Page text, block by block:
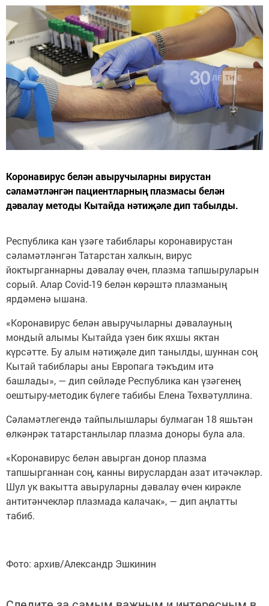
Коронавирус белән авыручыларны вирустан
сәламәтләнгән пациентларның плазмасы белән
дәвалау методы Кытайда нәтиҗәле дип табылды.
Республика кан үзәге табиблары коронавирустан
сәламәтләнгән Татарстан халкын, вирус
йоктырганнарны дәвалау өчен, плазма тапшыруларын
сорый. Алар Covid-19 белән көрәштә плазманың
ярдәменә ышана.
«Коронавирус белән авыручыларны дәвалауның
мондый алымы Кытайда үзен бик яхшы яктан
күрсәтте. Бу алым нәтиҗәле дип танылды, шуннан соң
Кытай табиблары аны Европага тәкъдим итә
башлады», — дип сөйләде Республика кан үзәгенең
оештыру-методик бүлеге табибы Елена Төхвәтуллина.
Сәламәтлегендә тайпылышлары булмаган 18 яшьтән
өлкәнрәк татарстанлылар плазма доноры була ала.
«Коронавирус белән авырган донор плазма
тапшырганнан соң, канны вируслардан азат итәчәкләр.
Шул ук вакытта авыруларны дәвалау өчен кирәкле
антитәнчекләр плазмада калачак», — дип аңлатты
табиб.
Фото: архив/Александр Эшкинин